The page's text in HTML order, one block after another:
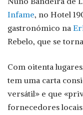
Infame, no Hotel
gastronómico na
Rebelo, que se
Com oitenta
tem uma carta
versátil» e que
fornecedores